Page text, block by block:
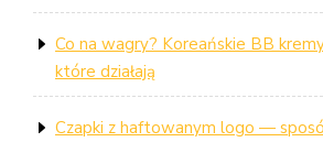
Co na wagry? Koreańskie BB
które działają
Czapki z haftowanym logo —